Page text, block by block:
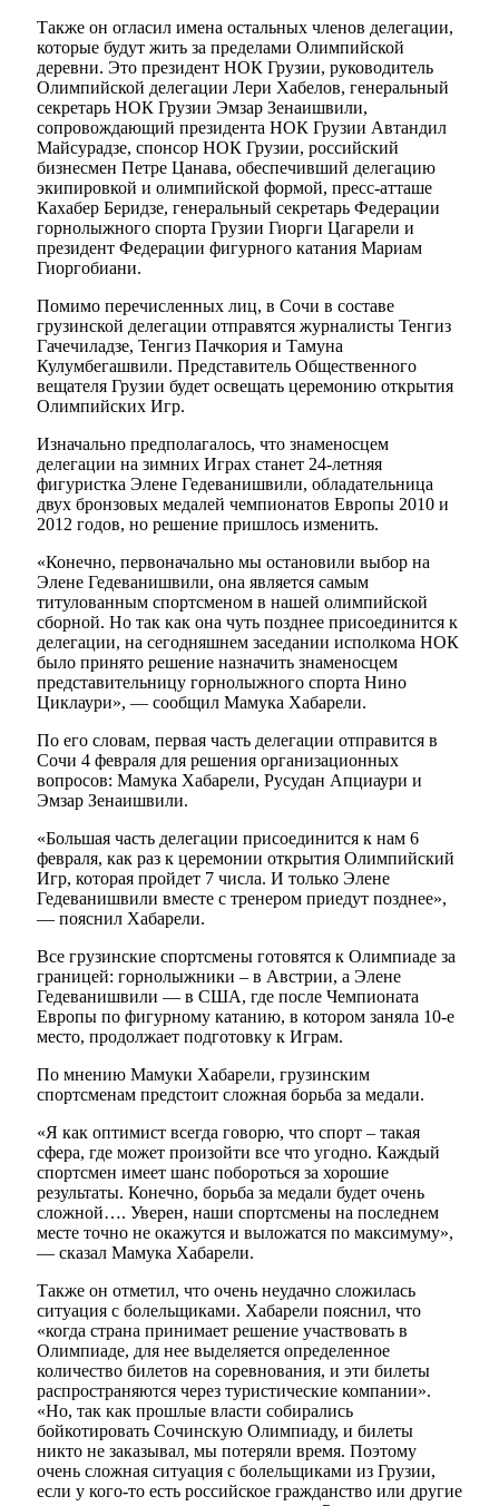
Также он огласил имена остальных членов делегации,
которые будут жить за пределами Олимпийской
деревни. Это президент НОК Грузии, руководитель
Олимпийской делегации Лери Хабелов, генеральный
секретарь НОК Грузии Эмзар Зенаишвили,
сопровождающий президента НОК Грузии Автандил
Майсурадзе, спонсор НОК Грузии, российский
бизнесмен Петре Цанава, обеспечивший делегацию
экипировкой и олимпийской формой, пресс-атташе
Кахабер Беридзе, генеральный секретарь Федерации
горнолыжного спорта Грузии Гиорги Цагарели и
президент Федерации фигурного катания Мариам
Гиоргобиани.
Помимо перечисленных лиц, в Сочи в составе
грузинской делегации отправятся журналисты Тенгиз
Гачечиладзе, Тенгиз Пачкория и Тамуна
Кулумбегашвили. Представитель Общественного
вещателя Грузии будет освещать церемонию открытия
Олимпийских Игр.
Изначально предполагалось, что знаменосцем
делегации на зимних Играх станет 24-летняя
фигуристка Элене Гедеванишвили, обладательница
двух бронзовых медалей чемпионатов Европы 2010 и
2012 годов, но решение пришлось изменить.
«Конечно, первоначально мы остановили выбор на
Элене Гедеванишвили, она является самым
титулованным спортсменом в нашей олимпийской
сборной. Но так как она чуть позднее присоединится к
делегации, на сегодняшнем заседании исполкома НОК
было принято решение назначить знаменосцем
представительницу горнолыжного спорта Нино
Циклаури», — сообщил Мамука Хабарели.
По его словам, первая часть делегации отправится в
Сочи 4 февраля для решения организационных
вопросов: Мамука Хабарели, Русудан Апциаури и
Эмзар Зенаишвили.
«Большая часть делегации присоединится к нам 6
февраля, как раз к церемонии открытия Олимпийский
Игр, которая пройдет 7 числа. И только Элене
Гедеванишвили вместе с тренером приедут позднее»,
— пояснил Хабарели.
Все грузинские спортсмены готовятся к Олимпиаде за
границей: горнолыжники – в Австрии, а Элене
Гедеванишвили — в США, где после Чемпионата
Европы по фигурному катанию, в котором заняла 10-е
место, продолжает подготовку к Играм.
По мнению Мамуки Хабарели, грузинским
спортсменам предстоит сложная борьба за медали.
«Я как оптимист всегда говорю, что спорт – такая
сфера, где может произойти все что угодно. Каждый
спортсмен имеет шанс побороться за хорошие
результаты. Конечно, борьба за медали будет очень
сложной…. Уверен, наши спортсмены на последнем
месте точно не окажутся и выложатся по максимуму»,
— сказал Мамука Хабарели.
Также он отметил, что очень неудачно сложилась
ситуация с болельщиками. Хабарели пояснил, что
«когда страна принимает решение участвовать в
Олимпиаде, для нее выделяется определенное
количество билетов на соревнования, и эти билеты
распространяются через туристические компании».
«Но, так как прошлые власти собирались
бойкотировать Сочинскую Олимпиаду, и билеты
никто не заказывал, мы потеряли время. Поэтому
очень сложная ситуация с болельщиками из Грузии,
если у кого-то есть российское гражданство или другие